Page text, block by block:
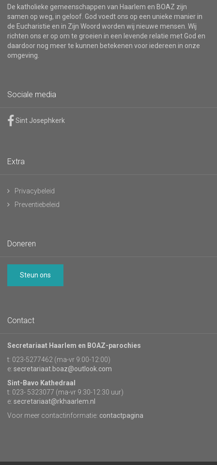
De katholieke gemeenschappen van Haarlem en BOAZ zijn
samen op weg, in geloof. God voedt ons op een unieke manier in
de Eucharistie en in Zijn Woord worden wij nieuwe mensen. Wij
richten ons er op om te groeien in een levende relatie met God en
daardoor nog meer te kunnen betekenen voor iedereen in onze
omgeving.
Sociale media
Sint Josephkerk
Extra
Privacybeleid
Preventiebeleid
Doneren
Steun ons
Contact
Secretariaat Haarlem en BOAZ-parochies
t: 023-5277462 (ma-vr 9:00-12:00)
e: secretariaat.boaz@outlook.com
Sint-Bavo Kathedraal
t: 023- 5323077 (ma-vr 9:30-12:30 uur)
e: secretariaat@rkhaarlem.nl
Voor meer contactinformatie: contactpagina